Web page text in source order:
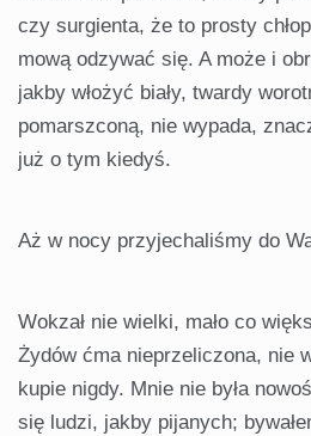
czy surgienta, że to prosty
mową odzywać się. A może i
jakby włożyć biały, twardy
pomarszconą, nie wypada,
już o tym kiedyś.
Aż w nocy przyjechaliśmy do
Wokzał nie wielki, mało co
Żydów ćma nieprzeliczona, nie
kupie nigdy. Mnie nie była
się ludzi, jakby pijanych;